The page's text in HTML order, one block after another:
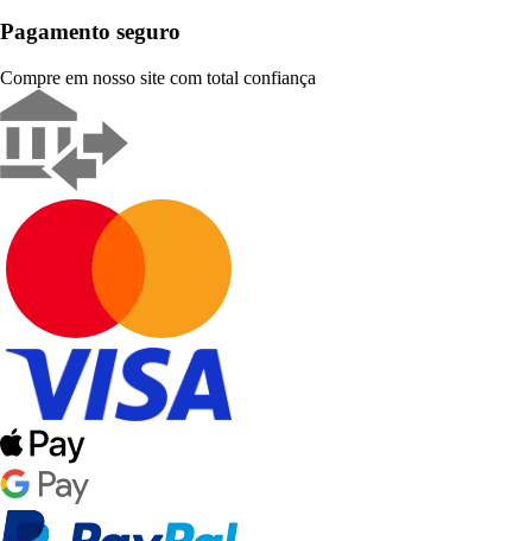
Pagamento seguro
Compre em nosso site com total confiança